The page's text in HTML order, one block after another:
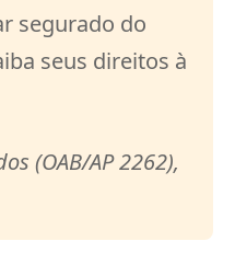
segurado do
seus direitos à
(OAB/AP 2262),